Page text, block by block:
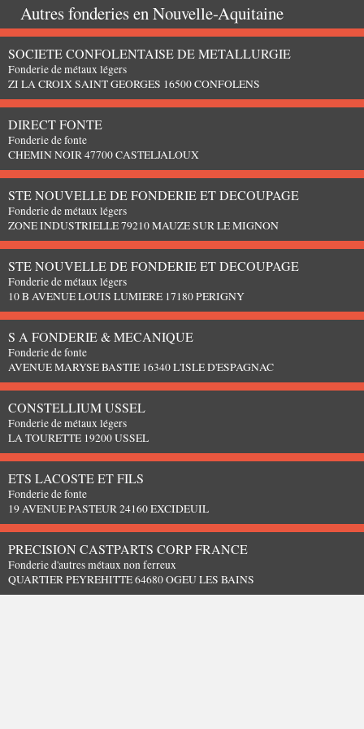
Autres fonderies enNouvelle-Aquitaine
SOCIETE CONFOLENTAISE DE METALLURGIE
Fonderie de métaux légers
ZI LA CROIX SAINT GEORGES 16500 CONFOLENS
DIRECT FONTE
Fonderie de fonte
CHEMIN NOIR 47700 CASTELJALOUX
STE NOUVELLE DE FONDERIE ET DECOUPAGE
Fonderie de métaux légers
ZONE INDUSTRIELLE 79210 MAUZE SUR LE MIGNON
STE NOUVELLE DE FONDERIE ET DECOUPAGE
Fonderie de métaux légers
10 B AVENUE LOUIS LUMIERE 17180 PERIGNY
S A FONDERIE & MECANIQUE
Fonderie de fonte
AVENUE MARYSE BASTIE 16340 L'ISLE D'ESPAGNAC
CONSTELLIUM USSEL
Fonderie de métaux légers
LA TOURETTE 19200 USSEL
ETS LACOSTE ET FILS
Fonderie de fonte
19 AVENUE PASTEUR 24160 EXCIDEUIL
PRECISION CASTPARTS CORP FRANCE
Fonderie d'autres métaux non ferreux
QUARTIER PEYREHITTE 64680 OGEU LES BAINS